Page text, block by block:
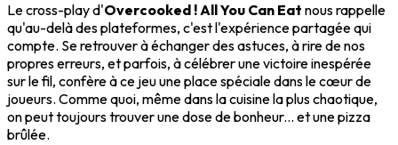
Le cross-play d'Overcooked ! All You Can Eat nous rappelle
qu'au-delà des plateformes, c'est l'expérience partagée qui
compte. Se retrouver à échanger des astuces, à rire de nos
propres erreurs, et parfois, à célébrer une victoire inespérée
sur le fil, confère à ce jeu une place spéciale dans le cœur de
joueurs. Comme quoi, même dans la cuisine la plus chaotique,
on peut toujours trouver une dose de bonheur... et une pizza
brûlée.